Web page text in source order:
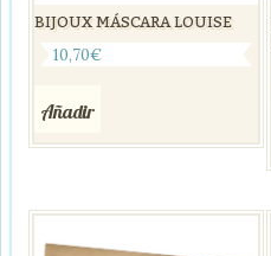
BIJOUX MÁSCARA LOUISE
10,70€
Añadir